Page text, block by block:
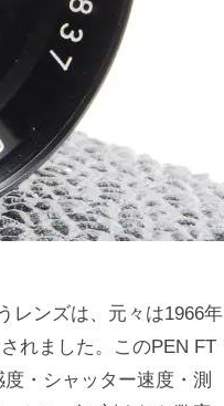
レンズは、元々は1966年
れました。このPEN FT
・シャッター速度・測